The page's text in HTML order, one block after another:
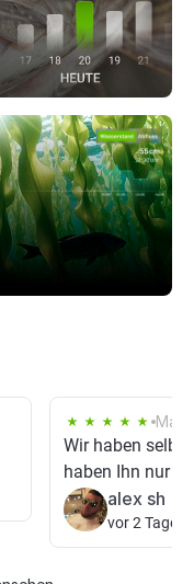
May
Wir haben
haben Ihn nur
alex sh
vor 2 Tagen